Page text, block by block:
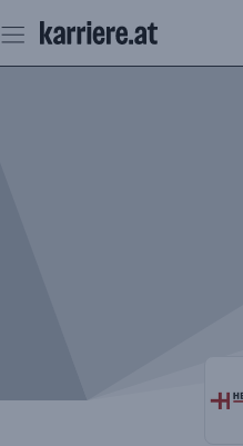
Seiteninhalt
springen